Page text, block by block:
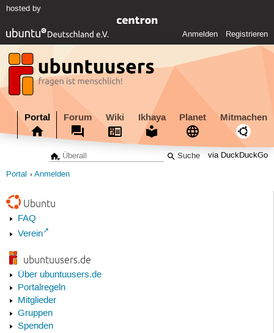
hosted by
Anmelden Registrieren
Portal Forum Wiki Ikhaya Planet Mitmachen
via DuckDuckGo
Portal Anmelden
Ubuntu
FAQ
Verein
ubuntuusers.de
Über ubuntuusers.de
Portalregeln
Mitglieder
Gruppen
Spenden